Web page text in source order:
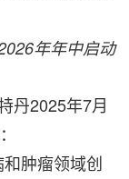
年年中启动
丹2025年7月
肿瘤领域创